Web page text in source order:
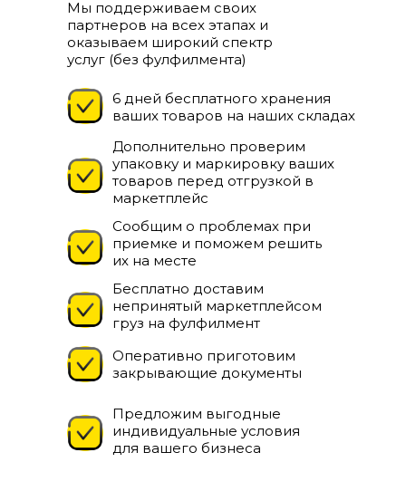
6 дней бесплатного хранения
ваших товаров на наших складах
Дополнительно проверим
упаковку и маркировку ваших
товаров перед отгрузкой в
маркетплейс
Сообщим о проблемах при
приемке и поможем решить
их на месте
Бесплатно доставим
непринятый маркетплейсом
груз на фулфилмент
Оперативно приготовим
закрывающие документы
Мы поддерживаем своих
партнеров на всех этапах и
оказываем широкий спектр
услуг (без фулфилмента)
Предложим выгодные
индивидуальные условия
для вашего бизнеса
Дизайн от
КАРГО"
+7 (961) 526-25-32 Бесплатная доставка